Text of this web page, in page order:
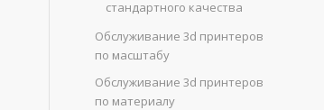
стандартного качества
Обслуживание 3d принтеров
по масштабу
Обслуживание 3d принтеров
по материалу